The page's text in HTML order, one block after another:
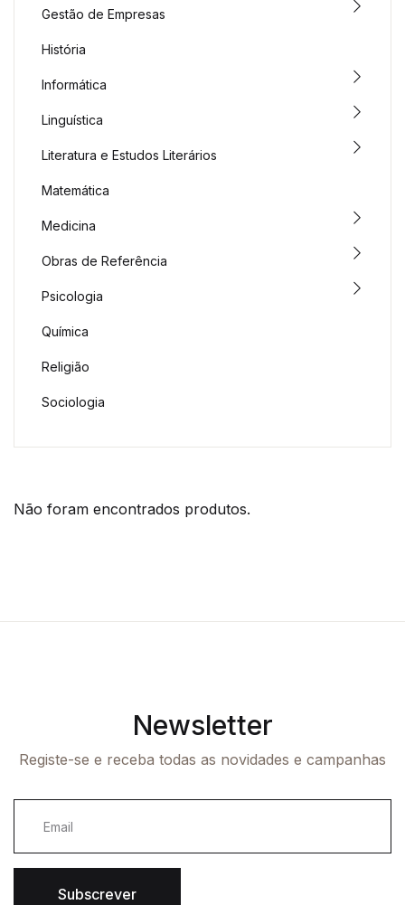
Não foram encontrados produtos.
Gestão de Empresas
História
Informática
Linguística
Literatura e Estudos Literários
Matemática
Medicina
Obras de Referência
Psicologia
Química
Religião
Sociologia
Newsletter
Registe-se e receba todas as novidades e campanhas
Subscrever